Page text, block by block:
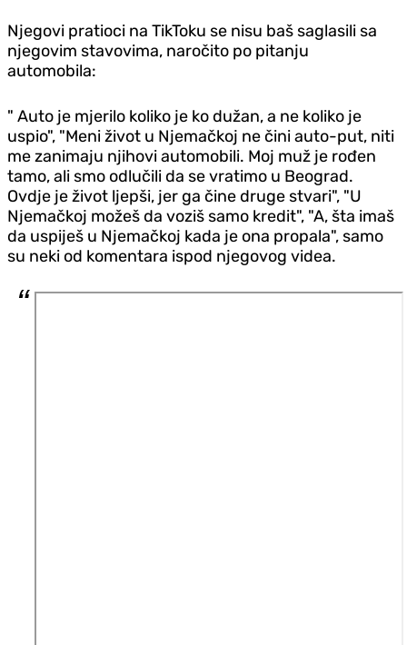
Njegovi pratioci na TikToku se nisu baš saglasili sa
njegovim stavovima, naročito po pitanju
automobila:
" Auto je mjerilo koliko je ko dužan, a ne koliko je
uspio", "Meni život u Njemačkoj ne čini auto-put, niti
me zanimaju njihovi automobili. Moj muž je rođen
tamo, ali smo odlučili da se vratimo u Beograd.
Ovdje je život ljepši, jer ga čine druge stvari", "U
Njemačkoj možeš da voziš samo kredit", "A, šta imaš
da uspiješ u Njemačkoj kada je ona propala", samo
su neki od komentara ispod njegovog videa.